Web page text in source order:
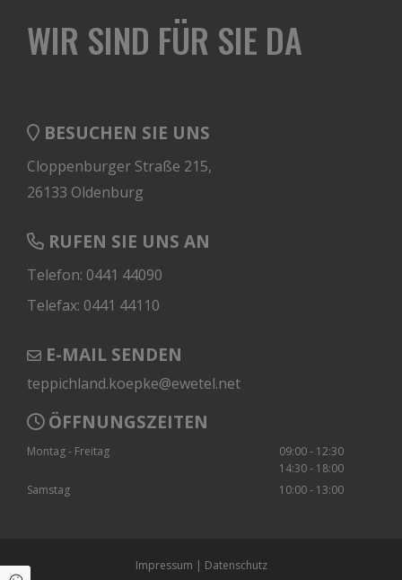
WIR SIND FÜR SIE DA
BESUCHEN SIE UNS
Cloppenburger Straße 215,
26133 Oldenburg
RUFEN SIE UNS AN
Telefon: 0441 44090
Telefax: 0441 44110
E-MAIL SENDEN
teppichland.koepke@ewetel.net
ÖFFNUNGSZEITEN
Montag - Freitag
09:00 - 12:30
14:30 - 18:00
Samstag
10:00 - 13:00
Impressum | Datenschutz